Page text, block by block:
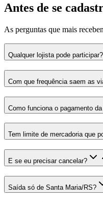
Antes de se
As perguntas que mais
Qualquer lojista pode participar?
Com que frequência saem as
Como funciona o pagamento
Tem limite de mercadoria que
E se eu precisar cancelar?
Saída só de Santa Maria/RS?